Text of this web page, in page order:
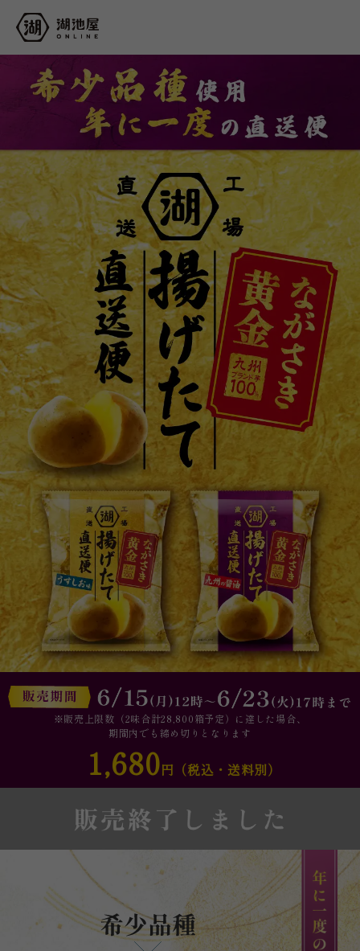
※販売上限数（2味合計28,800箱予定）に達した場合、
期間内でも締め切りとなります
1,680円（税込・送料別）